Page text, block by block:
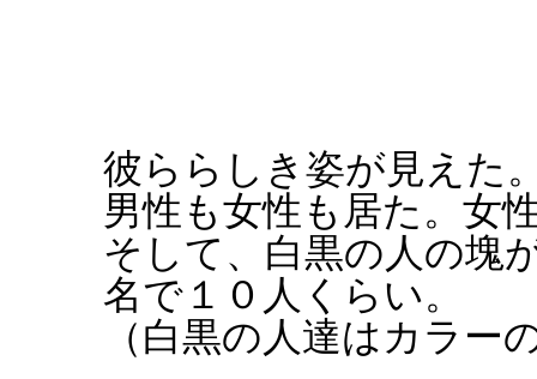
彼ららしき姿が見えた
男性も女性も居た。女
そして、白黒の人の塊
名で１０人くらい。
（白黒の人達はカラー